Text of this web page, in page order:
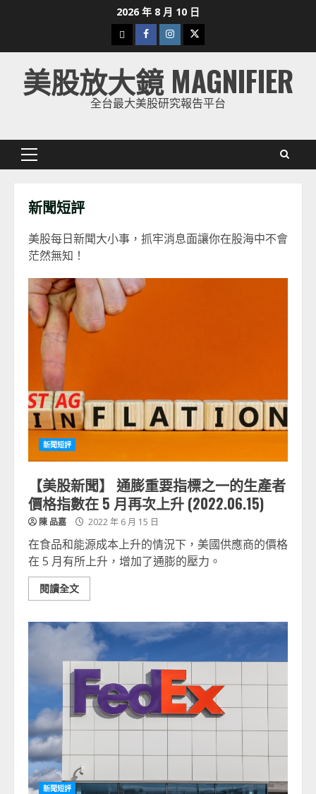
2026 年 8 月 10 日
下
載
美
股
Facebook
Instagram
Twitter
美股放大鏡 MAGNIFIER
全台最大美股研究報告平台
Primary
新聞短評
美股每日新聞大小事，抓牢消息面讓你在股海中不會
茫然無知！
新聞短評
【美股新聞】 通膨重要指標之一的生產者
價格指數在 5 月再次上升 (2022.06.15)
陳 品嘉 2022 年 6 月 15 日
在食品和能源成本上升的情況下，美國供應商的價格
在 5 月有所上升，增加了通膨的壓力。
閱讀全文
新聞短評